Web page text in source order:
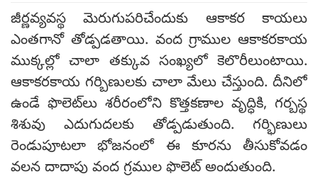
జీర్ణవ్యవస్థ మెరుగుపరిచేందుకు ఆకాకర కాయలు
ఎంతగానో తోడ్పడతాయి. వంద గ్రాముల ఆకాకరకాయ
ముక్కల్లో చాలా తక్కువ సంఖ్యలో కెలొరీలుంటాయి.
ఆకాకరకాయ గర్బిణులకు చాలా మేలు చేస్తుంది. దీనిలో
ఉండే ఫొలెట్‌లు శరీరంలోని కొత్తకణాల వృద్ధికి, గర్బస్థ
శిశువు ఎదుగుదలకు తోడ్పడుతుంది. గర్భిణులు
రెండుపూటలా భోజనంలో ఈ కూరను తీసుకోవడం
వలన దాదాపు వంద గ్రముల ఫొలెట్ అందుతుంది.